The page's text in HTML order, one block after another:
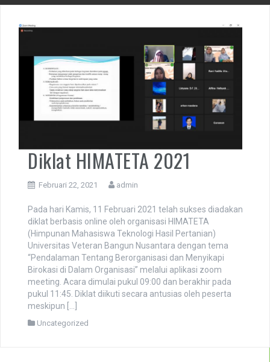
Diklat HIMATETA 2021
Februari 22, 2021 admin
Pada hari Kamis, 11 Februari 2021 telah sukses diadakan
diklat berbasis online oleh organisasi HIMATETA
(Himpunan Mahasiswa Teknologi Hasil Pertanian)
Universitas Veteran Bangun Nusantara dengan tema
“Pendalaman Tentang Berorganisasi dan Menyikapi
Birokasi di Dalam Organisasi” melalui aplikasi zoom
meeting. Acara dimulai pukul 09:00 dan berakhir pada
pukul 11:45. Diklat diikuti secara antusias oleh peserta
meskipun […]
Uncategorized